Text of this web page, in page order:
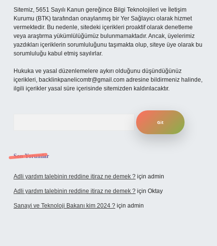
Sitemiz, 5651 Sayılı Kanun gereğince Bilgi Teknolojileri ve İletişim
Kurumu (BTK) tarafından onaylanmış bir Yer Sağlayıcı olarak hizmet
vermektedir. Bu nedenle, sitedeki içerikleri proaktif olarak denetleme
veya araştırma yükümlülüğümüz bulunmamaktadır. Ancak, üyelerimiz
yazdıkları içeriklerin sorumluluğunu taşımakta olup, siteye üye olarak bu
sorumluluğu kabul etmiş sayılırlar.
Hukuka ve yasal düzenlemelere aykırı olduğunu düşündüğünüz
içerikleri, backlinkpanelicomtr@gmail.com adresine bildirmeniz halinde,
ilgili içerikler yasal süre içerisinde sitemizden kaldırılacaktır.
Son Yorumlar
Adli yardım talebinin reddine itiraz ne demek ? için admin
Adli yardım talebinin reddine itiraz ne demek ? için Oktay
Sanayi ve Teknoloji Bakanı kim 2024 ? için admin